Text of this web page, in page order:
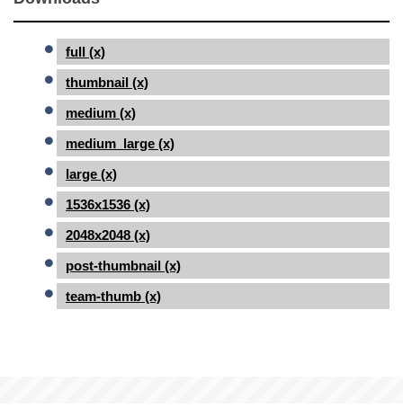
full (x)
thumbnail (x)
medium (x)
medium_large (x)
large (x)
1536x1536 (x)
2048x2048 (x)
post-thumbnail (x)
team-thumb (x)